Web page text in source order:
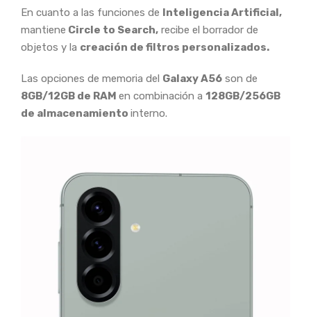
En cuanto a las funciones de Inteligencia Artificial,
mantiene Circle to Search, recibe el borrador de
objetos y la creación de filtros personalizados.
Las opciones de memoria del Galaxy A56 son de
8GB/12GB de RAM en combinación a 128GB/256GB
de almacenamiento interno.